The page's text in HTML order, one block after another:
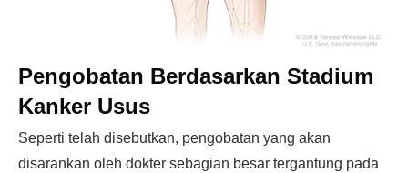
Pengobatan Berdasarkan Stadium
Kanker Usus
Seperti telah disebutkan, pengobatan yang akan
disarankan oleh dokter sebagian besar tergantung pada